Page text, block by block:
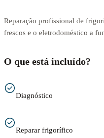
Reparação profissional de
frescos e o eletrodoméstico a
O que está incluído?
Diagnóstico
Reparar frigorífico